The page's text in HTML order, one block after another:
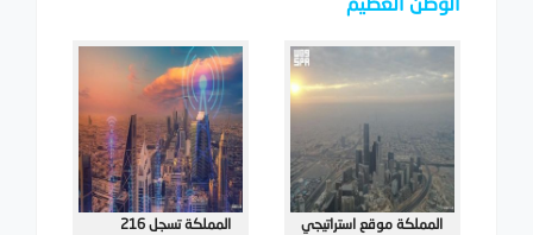
المملكة موقع استراتيجي
المملكة تسجل 216